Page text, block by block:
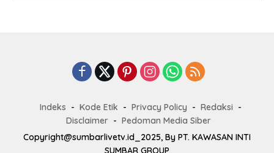
Indeks Kode Etik Privacy Policy
Redaksi
Disclaimer
Pedoman Media Siber
Copyright@sumbarlivetv.id_2025, By PT. KAWASAN INTI
SUMBAR GROUP